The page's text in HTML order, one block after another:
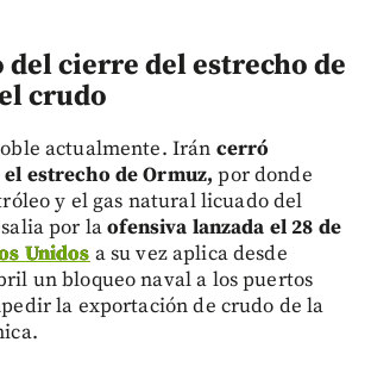
del cierre del estrecho de
crudo
actualmente. Irán cerró
estrecho de Ormuz,por donde
y el gas natural licuado del
por laofensiva lanzada el 28 de
Unidos a su vez aplica desde
un bloqueo naval a los puertos
la exportación de crudo de la